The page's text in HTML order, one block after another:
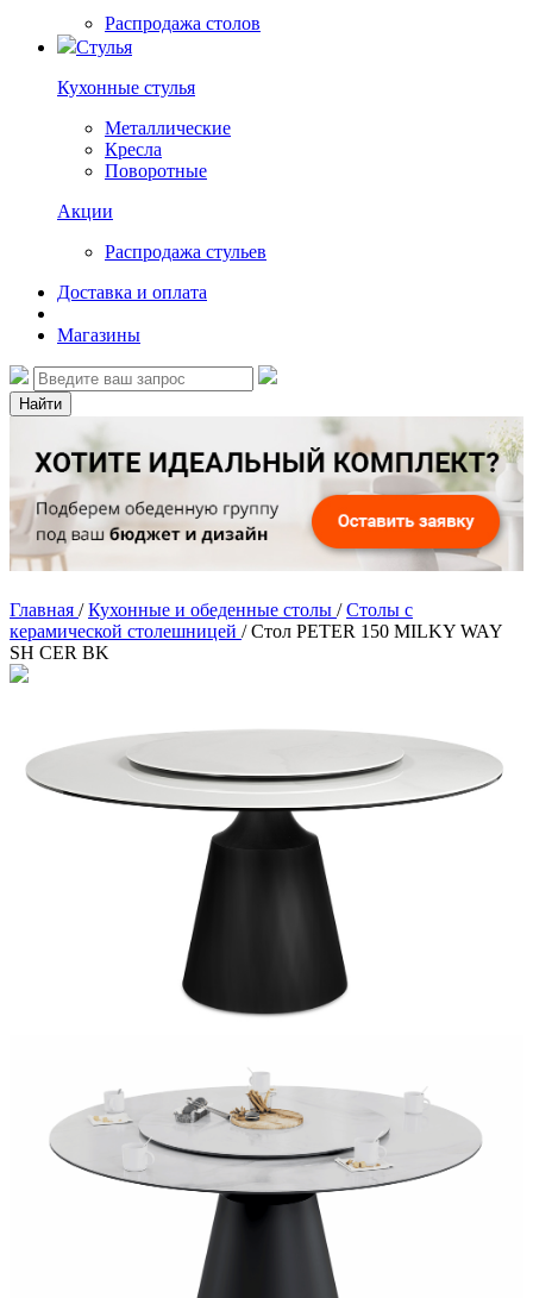
Распродажа столов
Стулья
Кухонные стулья
Металлические
Кресла
Поворотные
Акции
Распродажа стульев
Доставка и оплата
Магазины
Найти
Главная / Кухонные и обеденные столы / Столы с
керамической столешницей / Стол PETER 150 MILKY WAY
SH CER BK